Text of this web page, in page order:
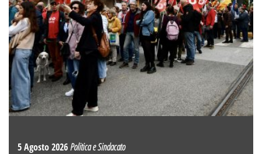
5 Agosto 2026Politica e Sindacato